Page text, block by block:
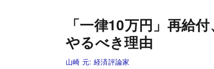
「一律10万円」再給
やるべき理由
山崎 元: 経済評論家